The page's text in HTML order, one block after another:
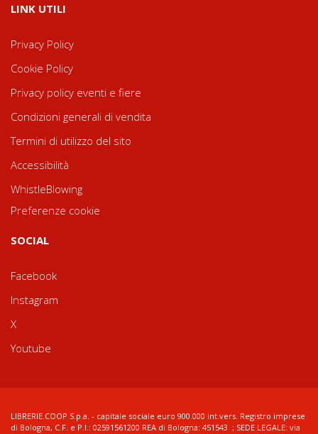
LINK UTILI
Privacy Policy
Cookie Policy
Privacy policy eventi e fiere
Condizioni generali di vendita
Termini di utilizzo del sito
Accessibilità
WhistleBlowing
Preferenze cookie
SOCIAL
Facebook
Instagram
X
Youtube
LIBRERIE.COOP S.p.a. - capitale sociale euro 900.000 int.vers. Registro imprese
di Bologna, C.F. e P.I.: 02591561200 REA di Bologna: 451543 ; SEDE LEGALE: via